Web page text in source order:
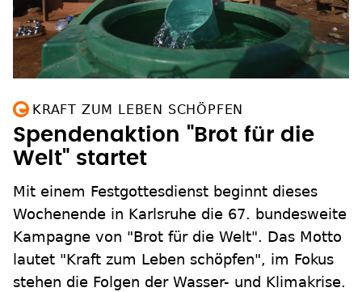
KRAFT ZUM LEBEN SCHÖPFEN
Spendenaktion "Brot für die
Welt" startet
Mit einem Festgottesdienst beginnt dieses
Wochenende in Karlsruhe die 67. bundesweite
Kampagne von "Brot für die Welt". Das Motto
lautet "Kraft zum Leben schöpfen", im Fokus
stehen die Folgen der Wasser- und Klimakrise.